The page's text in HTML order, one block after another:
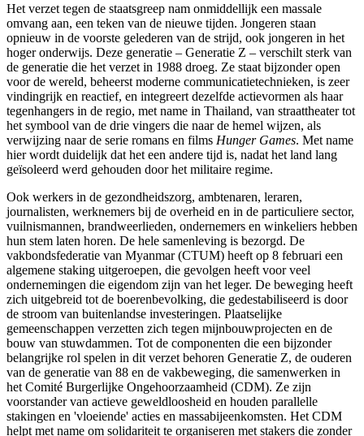
Het verzet tegen de staatsgreep nam onmiddellijk een massale
omvang aan, een teken van de nieuwe tijden. Jongeren staan
opnieuw in de voorste gelederen van de strijd, ook jongeren in het
hoger onderwijs. Deze generatie – Generatie Z – verschilt sterk van
de generatie die het verzet in 1988 droeg. Ze staat bijzonder open
voor de wereld, beheerst moderne communicatietechnieken, is zeer
vindingrijk en reactief, en integreert dezelfde actievormen als haar
tegenhangers in de regio, met name in Thailand, van straattheater tot
het symbool van de drie vingers die naar de hemel wijzen, als
verwijzing naar de serie romans en films Hunger Games. Met name
hier wordt duidelijk dat het een andere tijd is, nadat het land lang
geïsoleerd werd gehouden door het militaire regime.
Ook werkers in de gezondheidszorg, ambtenaren, leraren,
journalisten, werknemers bij de overheid en in de particuliere sector,
vuilnismannen, brandweerlieden, ondernemers en winkeliers hebben
hun stem laten horen. De hele samenleving is bezorgd. De
vakbondsfederatie van Myanmar (CTUM) heeft op 8 februari een
algemene staking uitgeroepen, die gevolgen heeft voor veel
ondernemingen die eigendom zijn van het leger. De beweging heeft
zich uitgebreid tot de boerenbevolking, die gedestabiliseerd is door
de stroom van buitenlandse investeringen. Plaatselijke
gemeenschappen verzetten zich tegen mijnbouwprojecten en de
bouw van stuwdammen. Tot de componenten die een bijzonder
belangrijke rol spelen in dit verzet behoren Generatie Z, de ouderen
van de generatie van 88 en de vakbeweging, die samenwerken in
het Comité Burgerlijke Ongehoorzaamheid (CDM). Ze zijn
voorstander van actieve geweldloosheid en houden parallelle
stakingen en 'vloeiende' acties en massabijeenkomsten. Het CDM
helpt met name om solidariteit te organiseren met stakers die zonder